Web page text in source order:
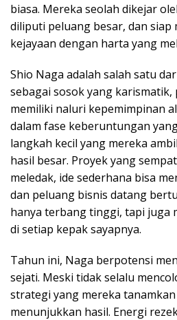
biasa. Mereka seolah dikejar
diliputi peluang besar, dan siap
kejayaan dengan harta yang
Shio Naga adalah salah satu
sebagai sosok yang karismatik,
memiliki naluri kepemimpinan
dalam fase keberuntungan
langkah kecil yang mereka
hasil besar. Proyek yang
meledak, ide sederhana bisa
dan peluang bisnis datang
hanya terbang tinggi, tapi juga
di setiap kepak sayapnya.
Tahun ini, Naga berpotensi
sejati. Meski tidak selalu
strategi yang mereka
menunjukkan hasil. Energi